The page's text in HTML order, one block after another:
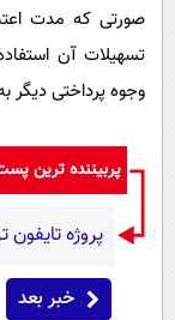
صورتی که مدت
تسهیلات آن
وجوه پرداختی دیگر
پربیننده ترین
پروژه تایفون
خبر بعد